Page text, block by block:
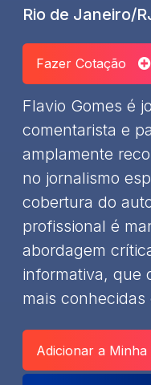
Rio de Janeiro/
Fazer Cotação
Flavio Gomes é
comentarista e
amplamente
no jornalismo
cobertura do
profissional é
abordagem
informativa, que
mais conhecidas
Adicionar a